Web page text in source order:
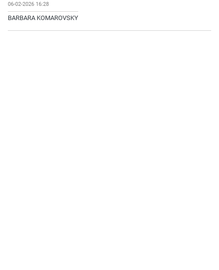
06-02-2026 16:28
BARBARA KOMAROVSKY